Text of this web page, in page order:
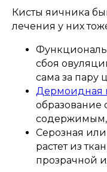
Кисты яичника
лечения у них
сбоя
сама за пару
Дермоидная
образование
содержимым,
Серозная
растет из
прозрачной